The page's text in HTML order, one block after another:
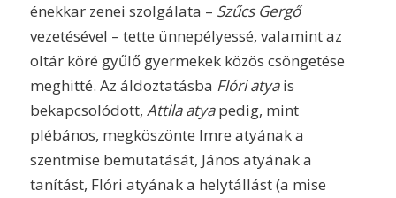
énekkar zenei szolgálata – Szűcs Gergő
vezetésével – tette ünnepélyessé, valamint az
oltár köré gyűlő gyermekek közös csöngetése
meghitté. Az áldoztatásba Flóri atyais
bekapcsolódott, Attila atyapedig, mint
plébános, megköszönte Imre atyának a
szentmise bemutatását, János atyának a
tanítást, Flóri atyának a helytállást (a mise